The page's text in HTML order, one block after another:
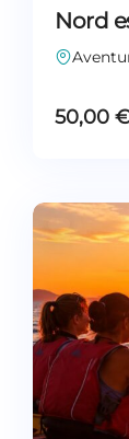
Nord
50,00 €